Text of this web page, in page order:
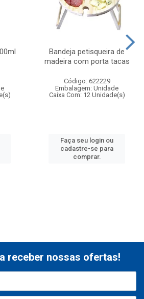
Bandeja petisqueira de
madeira com porta tacas
Código: 622229
Embalagem: Unidade
Caixa Com: 12 Unidade(s)
Faça seu login ou
cadastre-se para
comprar.
receber nossas ofertas!